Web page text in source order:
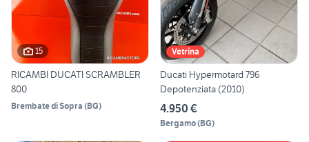
15
RICAMBI DUCATI SCRAMBLER
800
Brembate di Sopra (BG)
Vetrina
Ducati Hypermotard 796
Depotenziata (2010)
4.950 €
Bergamo(BG)